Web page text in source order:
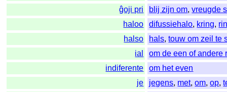
ĝoji pri
blij zijn om,vreugde
haloo
difussiehalo, kring,
halso
hals,touw om zeil te
ial
om de een of andere
indiferente
om het even
je
jegens, met,om,op,